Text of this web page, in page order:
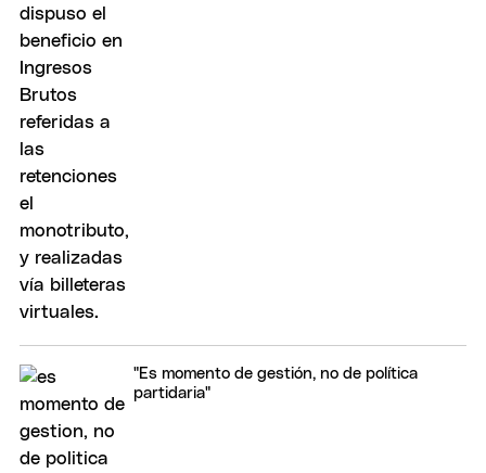
"Es momento de gestión, no de política
partidaria"